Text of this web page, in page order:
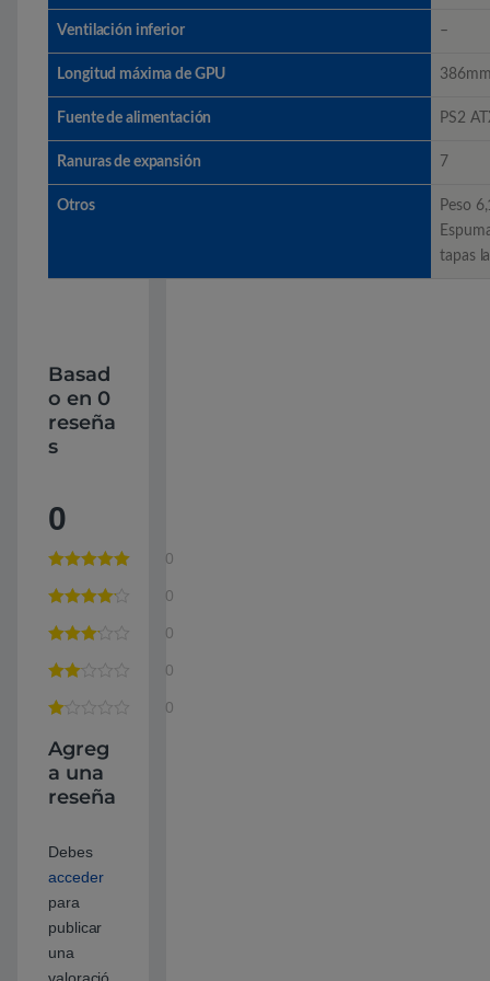
Ventilación inferior –
Longitud máxima de GPU
Fuente de alimentación PS2
Ranuras de expansión 7
Otros
Peso
tapas
Basad
o en 0
reseña
s
0
0
0
0
0
0
Agreg
a una
reseña
Debes
acceder
para
publicar
una